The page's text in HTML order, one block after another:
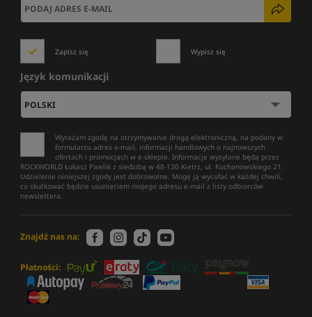
Zapisz się Wypisz się
Język komunikacji
Wyrażam zgodę na otrzymywanie drogą elektroniczną, na podany w
formularzu adres e-mail, informacji handlowych o najnowszych
ofertach i promocjach w e-sklepie. Informacje wysyłane będą przez
ROCKWORLD Łukasz Pawlik z siedzibą w 48-130 Kietrz, ul. Kochanowskiego 21.
Udzielenie niniejszej zgody jest dobrowolne. Mogę ją wycofać w każdej chwili,
co skutkować będzie usunięciem mojego adresu e-mail z listy odbiorców
newslettera.
Znajdź nas na:
Płatności: